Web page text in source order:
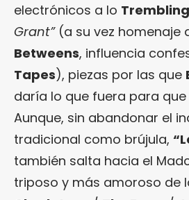
electrónicos a lo Trembling
Grant”(a su vez homenaje
Betweens, influencia
Tapes), piezas por las que
daría lo que fuera para
Aunque, sin abandonar el
tradicional como brújula,
también salta hacia el
triposo y más amoroso de